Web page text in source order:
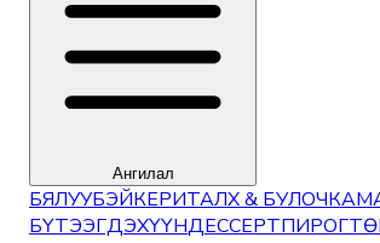
Ангилал
БЯЛУУБЭЙКЕРИТАЛХ & БУЛОЧКА
БҮТЭЭГДЭХҮҮНДЕССЕРТПИРОГ